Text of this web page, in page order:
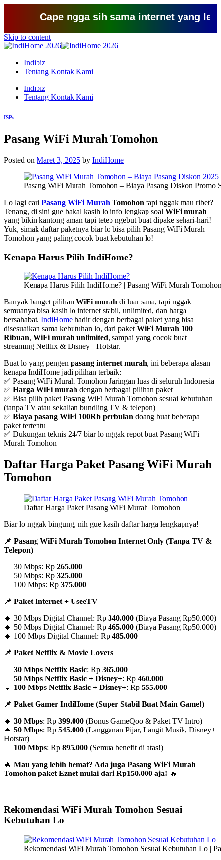
Cape ngga sih sama internet yang lemot?
Skip to content
Indibiz
Tentang Kontak Kami
Indibiz
Tentang Kontak Kami
ISPs
Pasang WiFi Murah Tomohon
Posted on Maret 3, 2025 by IndiHome
Pasang WiFi Murah Tomohon – Biaya Pasang Diskon Promo
Lo lagi cari Pasang WiFi Murah Tomohon tapi nggak mau ribet?
Tenang, di sini gue bakal kasih lo info lengkap soal WiFi murah
yang bikin kantong aman tapi tetep ngebut buat dipake sehari-hari!
Yuk, simak daftar paketnya biar lo bisa pilih Pasang WiFi Murah
Tomohon yang paling cocok buat kebutuhan lo!
Kenapa Harus Pilih IndiHome?
Kenapa Harus Pilih IndiHome? | Pasang WiFi Murah Tomohon
Banyak banget pilihan WiFi murah di luar sana, tapi nggak
semuanya bisa kasih lo internet stabil, unlimited, dan harga
bersahabat. IndiHome hadir dengan berbagai paket yang bisa
disesuaikan sama kebutuhan lo, dari paket WiFi Murah 100
Ribuan, WiFi murah unlimited, sampai yang cocok buat
streaming Netflix & Disney+ Hotstar.
Buat lo yang pengen pasang internet murah, ini beberapa alasan
kenapa IndiHome jadi pilihan terbaik:
✅ Pasang WiFi Murah Tomohon Jaringan luas di seluruh Indonesia
✅ Harga WiFi murah dengan berbagai pilihan paket
✅ Bisa pilih paket Pasang WiFi Murah Tomohon sesuai kebutuhan
(tanpa TV atau sekalian bundling TV & telepon)
✅ Biaya pasang WiFi 100Rb perbulan doang buat beberapa
paket tertentu
✅ Dukungan teknis 24/7 biar lo nggak repot buat Pasang WiFi
Murah Tomohon
Daftar Harga Paket Pasang WiFi Murah
Tomohon
Daftar Harga Paket Pasang WiFi Murah Tomohon
Biar lo nggak bingung, nih gue kasih daftar harga lengkapnya!
📌 Pasang WiFi Murah Tomohon Internet Only (Tanpa TV &
Telepon)
🔹 30 Mbps: Rp 265.000
🔹 50 Mbps: Rp 325.000
🔹 100 Mbps: Rp 375.000
📌 Paket Internet + UseeTV
🔹 30 Mbps Digital Channel: Rp 340.000 (Biaya Pasang Rp50.000)
🔹 50 Mbps Digital Channel: Rp 465.000 (Biaya Pasang Rp50.000)
🔹 100 Mbps Digital Channel: Rp 485.000
📌 Paket Netflix & Movie Lovers
🔹 30 Mbps Netflix Basic: Rp 365.000
🔹 50 Mbps Netflix Basic + Disney+: Rp 460.000
🔹 100 Mbps Netflix Basic + Disney+: Rp 555.000
📌 Paket Gamer IndiHome (Super Stabil Buat Main Game!)
🔹 30 Mbps: Rp 399.000 (Bonus GameQoo & Paket TV Intro)
🔹 50 Mbps: Rp 545.000 (Langganan Pijar, Langit Musik, Disney+
Hotstar)
🔹 100 Mbps: Rp 895.000 (Semua benefit di atas!)
🔥 Mau yang lebih hemat? Ada juga Pasang WiFi Murah
Tomohon paket Eznet mulai dari Rp150.000 aja! 🔥
Rekomendasi WiFi Murah Tomohon Sesuai
Kebutuhan Lo
Rekomendasi WiFi Murah Tomohon Sesuai Kebutuhan Lo |